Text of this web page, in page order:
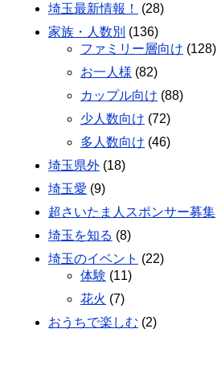
埼玉最新情報！
(28)
家族・人数別 (136)
ファミリー層向け (128)
お一人様 (82)
カップル向け (88)
少人数向け (72)
多人数向け (46)
埼玉県外 (18)
埼玉愛 (9)
超さいたま人スポンサー募集
埼玉を知る (8)
埼玉のイベント (22)
体験 (11)
花火 (7)
おうちで楽しむ (2)